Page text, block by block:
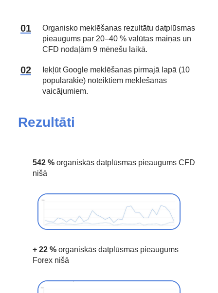
Organisko meklēšanas rezultātu datplūsmas
pieaugums par 20–40 % valūtas maiņas un
CFD nodaļām 9 mēnešu laikā.
Iekļūt Google meklēšanas pirmajā lapā (10
populārākie) noteiktiem meklēšanas
vaicājumiem.
Rezultāti
542 % organiskās datplūsmas pieaugums CFD
nišā
+ 22 % organiskās datplūsmas pieaugums
Forex nišā